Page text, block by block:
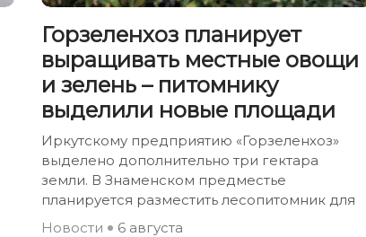
Горзеленхоз планирует
выращивать местные овощи
и зелень – питомнику
выделили новые площади
Иркутскому предприятию «Горзеленхоз»
выделено дополнительно три гектара
земли. В Знаменском предместье
планируется разместить лесопитомник для
Новости
6 августа